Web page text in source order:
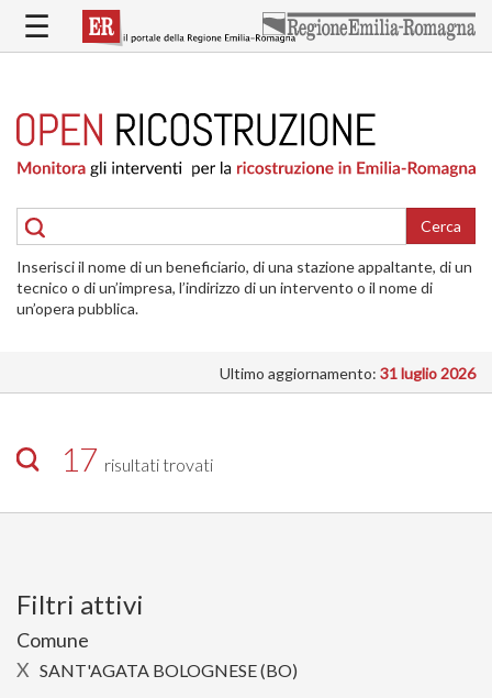
contenuto
RICOSTRUZIONE
PUBBLICA
DELLE
ABITAZIONI
RICOSTRUZIONE
ATTIVITÀ
INTERVENTI
SI
☰
Cerca
Inserisci il nome di un beneficiario, di una stazione appaltante, di un
tecnico o di un’impresa, l’indirizzo di un intervento o il nome di
un’opera pubblica.
Ultimo aggiornamento: 31 luglio 2026
17 risultati trovati
Filtri attivi
Comune
X SANT'AGATA BOLOGNESE (BO)